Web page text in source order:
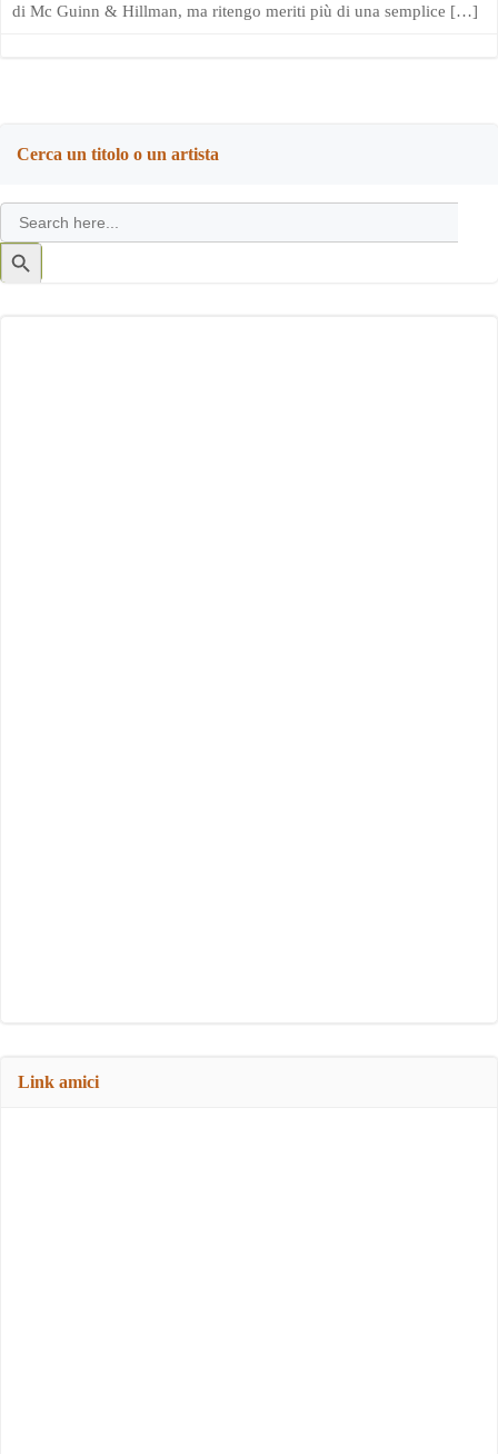
di Mc Guinn & Hillman, ma ritengo meriti più di una semplice […]
Cerca un titolo o un artista
Search
for:
Search
Button
Link amici